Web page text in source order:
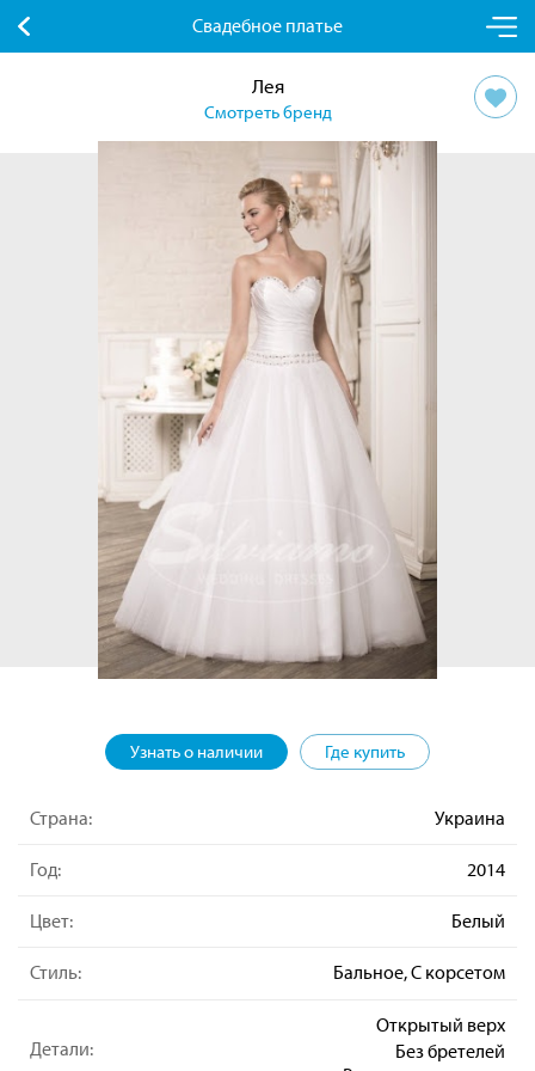
Свадебное платье
Лея
Смотреть бренд
Узнать о наличии Где купить
Страна: Украина
Год: 2014
Цвет: Белый
Стиль: Бальное, С корсетом
Детали:
Открытый верх
Без бретелей